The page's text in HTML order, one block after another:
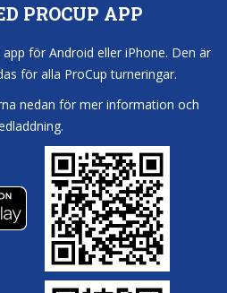
PROCUP APP
för Android eller iPhone. Den är
för alla ProCup turneringar.
nedan för mer information och